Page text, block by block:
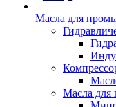
Масла для
Масла для